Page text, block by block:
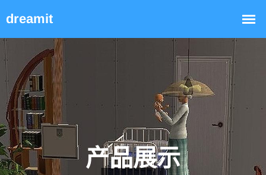
产品展示